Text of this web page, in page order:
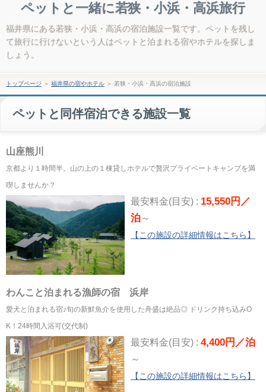
ペットと一緒に若狭・小浜・高浜旅行
福井県にある若狭・小浜・高浜の宿泊施設一覧です。ペットを残し
て旅行に行けないという人はペットと泊まれる宿やホテルを探しま
しょう。
トップページ ＞ 福井県の宿やホテル＞ 若狭・小浜・高浜の宿泊施設
ペットと同伴宿泊できる施設一覧
山座熊川
京都より１時間半。山の上の１棟貸しホテルで贅沢プライベートキャンプを満
喫しませんか？
最安料金(目安) : 15,550円／
泊～
【この施設の詳細情報はこちら】
わんこと泊まれる漁師の宿 浜岸
愛犬と泊まれる宿♪旬の新鮮魚介を使用した舟盛は絶品◎ ドリンク持ち込みO
K！24時間入浴可(交代制)
最安料金(目安) : 4,400円／泊
～
【この施設の詳細情報はこちら】